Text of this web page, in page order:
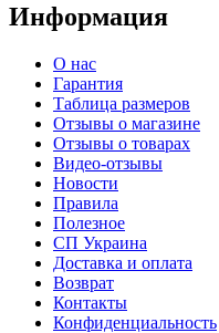
Информация
О нас
Гарантия
Таблица размеров
Отзывы о магазине
Отзывы о товарах
Видео-отзывы
Новости
Правила
Полезное
СП Украина
Доставка и оплата
Возврат
Контакты
Конфиденциальность